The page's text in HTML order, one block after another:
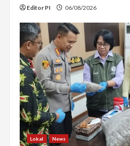
Editor PI 06/08/2026
Lokal News